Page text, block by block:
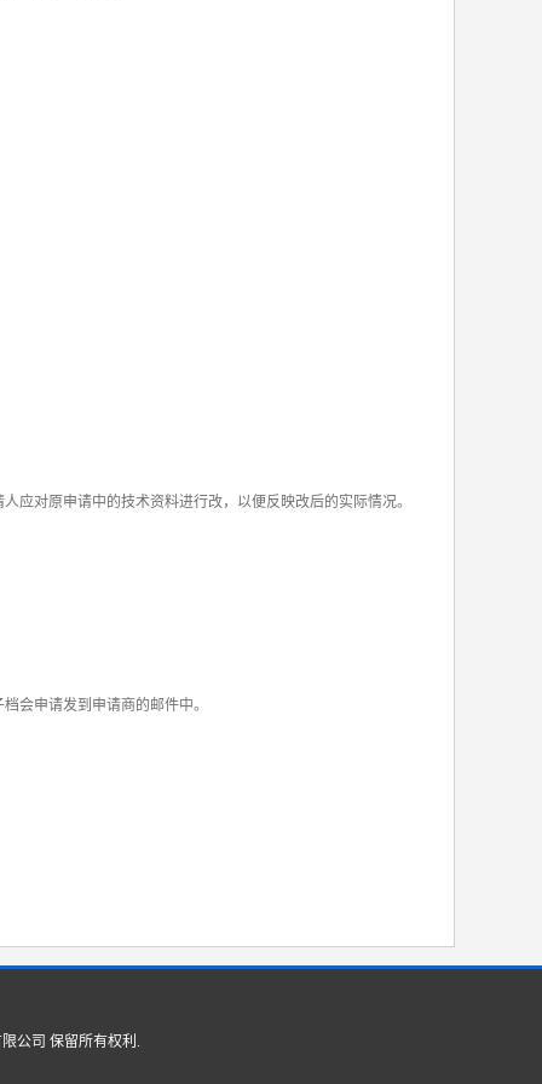
应对原申请中的技术资料进行改，以便反映改后的实际情况。
会申请发到申请商的邮件中。
公司 保留所有权利.